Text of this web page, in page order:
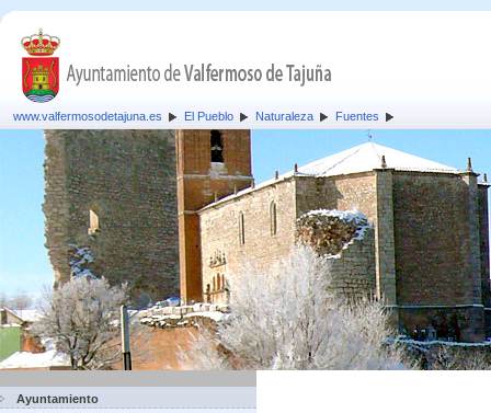
www.valfermosodetajuna.es El Pueblo Naturaleza Fuentes
Ayuntamiento